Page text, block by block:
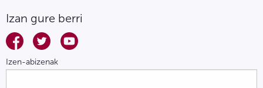
Izan gure berri
Izen-abizenak